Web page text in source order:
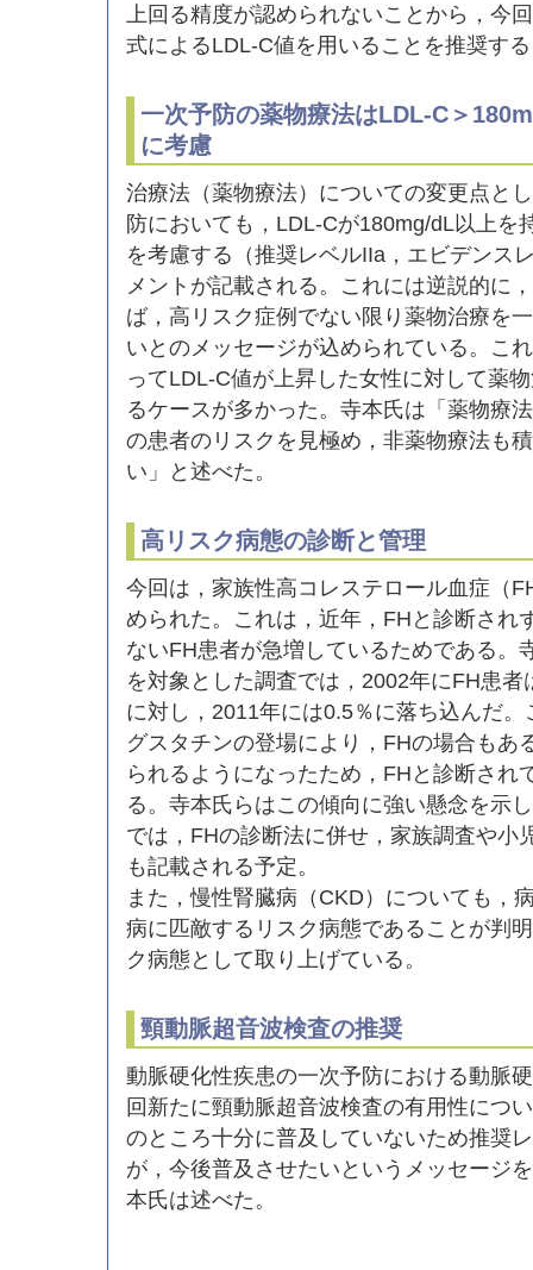
上回る精度が認められないことから，今
式によるLDL-C値を用いることを推奨す
一次予防の薬物療法はLDL-C＞
に考慮
治療法（薬物療法）についての変更点と
防においても，LDL-Cが180mg/dL以上を
を考慮する（推奨レベルIIa，エビデンス
メントが記載される。これには逆説的に
ば，高リスク症例でない限り薬物治療を
いとのメッセージが込められている。こ
ってLDL-C値が上昇した女性に対して薬
るケースが多かった。寺本氏は「薬物療
の患者のリスクを見極め，非薬物療法も
い」と述べた。
高リスク病態の診断と管理
今回は，家族性高コレステロール血症（
められた。これは，近年，FHと診断され
ないFH患者が急増しているためである。
を対象とした調査では，2002年にFH患
に対し，2011年には0.5％に落ち込んだ
グスタチンの登場により，FHの場合もあ
られるようになったため，FHと診断され
る。寺本氏らはこの傾向に強い懸念を示
では，FHの診断法に併せ，家族調査や小
も記載される予定。
また，慢性腎臓病（CKD）についても，
病に匹敵するリスク病態であることが判
ク病態として取り上げている。
頸動脈超音波検査の推奨
動脈硬化性疾患の一次予防における動脈
回新たに頸動脈超音波検査の有用性につ
のところ十分に普及していないため推奨
が，今後普及させたいというメッセージ
本氏は述べた。